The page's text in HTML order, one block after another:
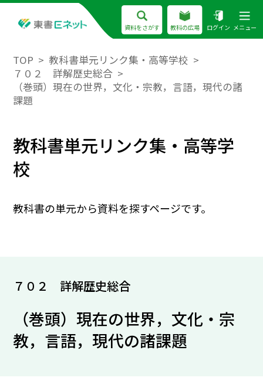
資料をさがす 教科の広場 ログイン メニュー
TOP
教科書単元リンク集・高等学校
７０２ 詳解歴史総合
（巻頭）現在の世界，文化・宗教，言語，現代の諸
課題
教科書単元リンク集・高等学
校
教科書の単元から資料を探すページです。
７０２ 詳解歴史総合
（巻頭）現在の世界，文化・宗
教，言語，現代の諸課題